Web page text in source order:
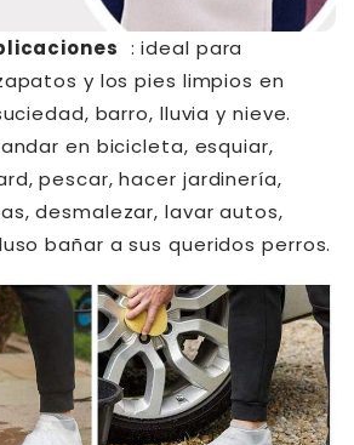
: ideal para
y los pies limpios en
barro, lluvia y nieve.
en bicicleta, esquiar,
pescar, hacer jardinería,
desmalezar, lavar autos,
bañar a sus queridos perros.